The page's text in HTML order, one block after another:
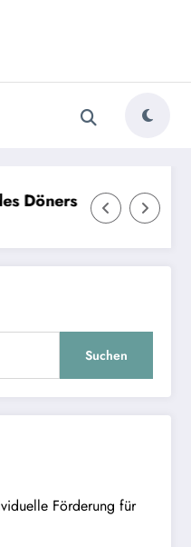
Markt Wesel
Suchen
Förderung für